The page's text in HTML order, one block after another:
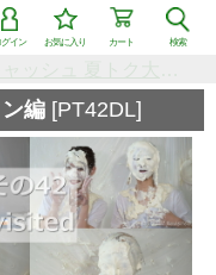
検索
カート
お気に入り
グイン
編 [PT42DL]